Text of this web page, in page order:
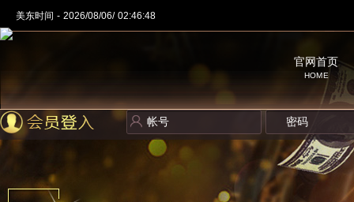
美东时间 - 2026/08/06/ 02:46:48
官网首页
HOME
Error